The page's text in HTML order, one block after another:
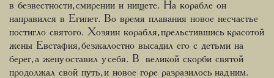
в безвестности, смирении и нищете. На корабле он
направился в Египет. Во время плавания новое несчастье
постигло святого. Хозяин корабля, прельстившись красотой
жены Евстафия, безжалостно высадил его с детьми на
берег, а жену оставил у себя. В великой скорби святой
продолжал свой путь, и новое горе разразилось над ним.